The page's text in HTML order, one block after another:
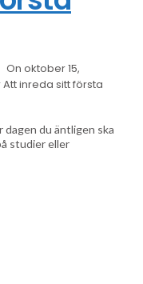
On oktober 15,
Att inreda sitt första
dagen du äntligen ska
studier eller